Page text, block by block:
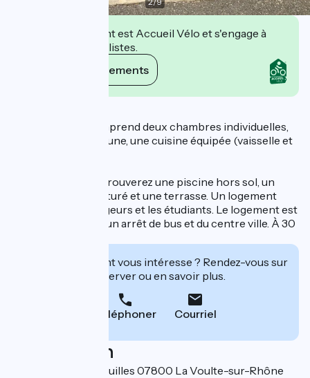
Cet établissement est Accueil Vélo et s'engage à
accueillir des cyclistes.
Voir ses engagements
Cette location comprend deux chambres individuelles,
salle de bain commune, une cuisine équipée (vaisselle et
En extérieur, vous trouverez une piscine hors sol, un
parking privatif clôturé et une terrasse. Un logement
idéal pour les voyageurs et les étudiants. Le logement est
situé à proximité d'un arrêt de bus et du centre ville. À 30
Cet établissement vous intéresse ? Rendez-vous sur
leur site pour réserver ou en savoir plus.
Téléphoner Courriel
Localisation
2 Impasse des Jonquilles 07800 La Voulte-sur-Rhône